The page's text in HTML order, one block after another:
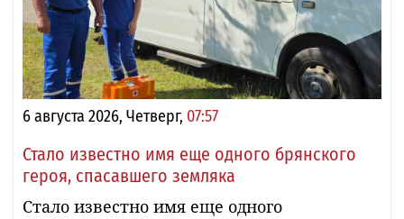
6 августа 2026, Четверг, 07:57
Стало известно имя еще одного брянского
героя, спасавшего земляка
Стало известно имя еще одного